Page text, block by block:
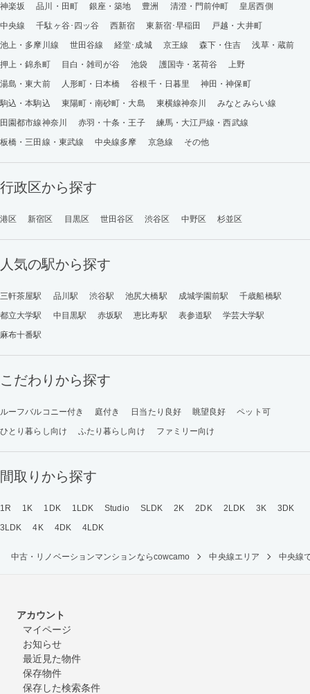
神楽坂
品川・田町 銀座・築地 豊洲 清澄・門前仲町
皇居西側
中央線
千駄ヶ谷･四ッ谷 西新宿 東新宿･早稲田
戸越・大井町
池上・多摩川線
世田谷線 経堂･成城 京王線 森下・住吉
浅草・蔵前
押上・錦糸町
目白・雑司が谷 池袋 護国寺・茗荷谷
上野
湯島・東大前
人形町・日本橋 谷根千・日暮里
神田・神保町
駒込・本駒込
東陽町・南砂町・大島 東横線神奈川
みなとみらい線
田園都市線神奈川
赤羽・十条・王子
練馬・大江戸線・西武線
板橋・三田線・東武線
中央線多摩 京急線 その他
行政区から探す
港区 新宿区 目黒区 世田谷区 渋谷区 中野区 杉並区
人気の駅から探す
三軒茶屋駅 品川駅 渋谷駅 池尻大橋駅 成城学園前駅
千歳船橋駅
都立大学駅
中目黒駅 赤坂駅 恵比寿駅 表参道駅
学芸大学駅
麻布十番駅
こだわりから探す
ルーフバルコニー付き 庭付き 日当たり良好 眺望良好
ペット可
ひとり暮らし向け
ふたり暮らし向け ファミリー向け
間取りから探す
1R 1K 1DK 1LDK Studio SLDK 2K 2DK 2LDK 3K
3DK
3LDK
4K 4DK 4LDK
中古・リノベーションマンションならcowcamo 中央線エリア 中央線
アカウント
マイページ
お知らせ
最近見た物件
保存物件
保存した検索条件